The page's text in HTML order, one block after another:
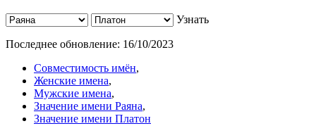
Узнать
Последнее обновление: 16/10/2023
Совместимость имён,
Женские имена,
Мужские имена,
Значение имени Раяна,
Значение имени Платон